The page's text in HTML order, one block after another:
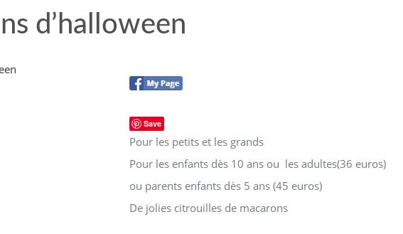
d’halloween
Save
Pour les petits et les grands
Pour les enfants dès 10 ans ou les adultes(36 euros)
ou parents enfants dès 5 ans (45 euros)
De jolies citrouilles de macarons